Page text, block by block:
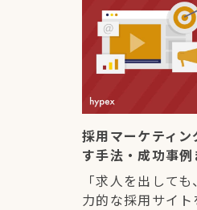
採用マーケティ
す手法・成功事例
「求人を出して
力的な採用サイ